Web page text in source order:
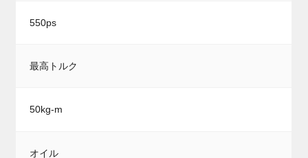
550ps
最高トルク
50kg-m
オイル